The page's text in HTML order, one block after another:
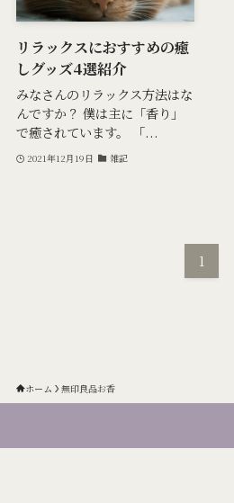
リラックスにおすすめの癒
しグッズ4選紹介
みなさんのリラックス方法はな
んですか？ 僕は主に「香り」
で癒されています。 「...
2021年12月19日 雑記
1
ホーム 無印良品お香